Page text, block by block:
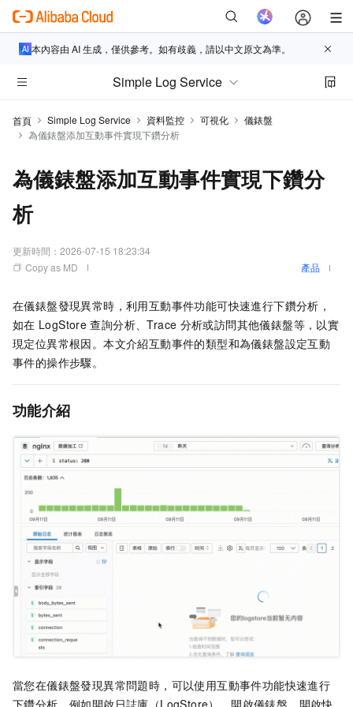
本內容由 AI 生成，僅供參考。如有歧義，請以中文原文為準。
Simple Log Service
首頁 Simple Log Service 資料監控 可視化
儀錶盤
為儀錶盤添加互動事件實現下鑽分析
為儀錶盤添加互動事件實現下鑽分
析
更新時間： 2026-07-15 18:23:34
Copy as MD
產品
在儀錶盤發現異常時，利用互動事件功能可快速進行下鑽分析，
如在 LogStore 查詢分析、Trace 分析或訪問其他儀錶盤等，以實
現定位異常根因。本文介紹互動事件的類型和為儀錶盤設定互動
事件的操作步驟。
功能介紹
當您在儀錶盤發現異常問題時，可以使用互動事件功能快速進行